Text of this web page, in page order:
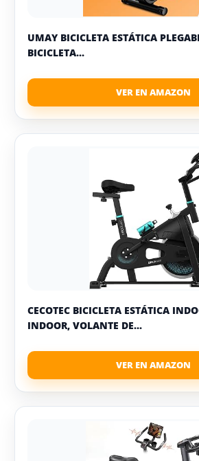
UMAY BICICLETA ESTÁTICA
BICICLETA...
CECOTEC BICICLETA ESTÁTICA
INDOOR, VOLANTE DE...